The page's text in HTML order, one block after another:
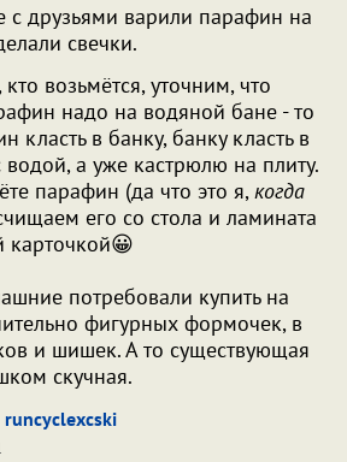
с друзьями варили парафин на
свечки.
возьмётся, уточним, что
надо на водяной бане - то
класть в банку, банку класть в
а уже кастрюлю на плиту.
парафин (да что это я,когда
его со стола и ламината
карточкой😀
потребовали купить на
фигурных формочек, в
и шишек. А то существующая
скучная.
runcyclexcski